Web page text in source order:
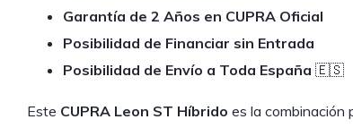
Garantía de 2 Años en CUPRA Oficial
Posibilidad de Financiar sin Entrada
Posibilidad de Envío a Toda España 🇪🇸
Este CUPRA Leon ST Híbrido es la combinación